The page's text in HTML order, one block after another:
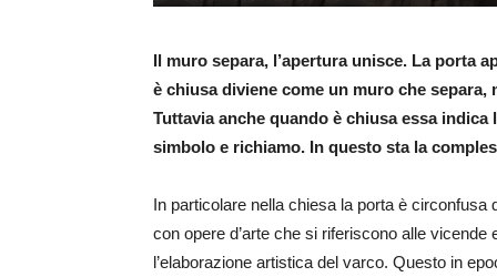
Il muro separa, l’apertura unisce. La porta
è chiusa diviene come un muro che
Tuttavia anche quando è chiusa essa
simbolo e richiamo. In questo sta la
In particolare nella chiesa la porta è
con opere d’arte che si riferiscono alle
l’elaborazione artistica del varco. Questo in